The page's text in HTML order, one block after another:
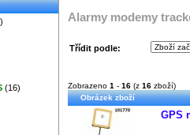
(16)
Alarmy modemy
Třídit podle:
Zobrazeno 1 - 16 (z 16 zboží)
Obrázek zboží
GPS